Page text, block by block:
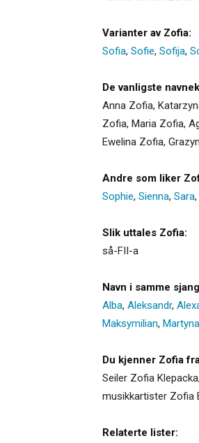
Varianter av Zofia:
Sofia, Sofie, Sofija,
De vanligste
Anna Zofia,
Zofia, Maria Zofia,
Ewelina Zofia,
Andre som liker
Sophie, Sienna, Sara,
Slik uttales Zofia:
så-FII-a
Navn i samme
Alba, Aleksandr,
Maksymilian,
Du kjenner Zofia
Seiler Zofia
musikkartister Zofia
Relaterte lister: